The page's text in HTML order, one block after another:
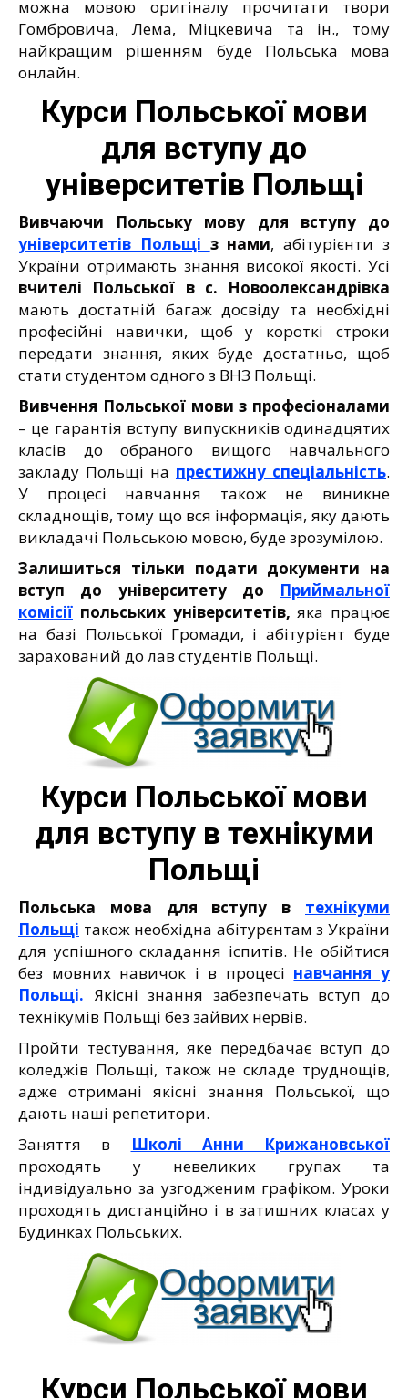
можна мовою оригіналу прочитати твори
Гомбровича, Лема, Міцкевича та ін., тому
найкращим рішенням буде Польська мова
онлайн.
Курси Польської мови
для вступу до
університетів Польщі
Вивчаючи Польську мову для вступу до
університетів Польщі з нами, абітурієнти з
України отримають знання високої якості. Усі
вчителі Польської в с. Новоолександрівка
мають достатній багаж досвіду та необхідні
професійні навички, щоб у короткі строки
передати знання, яких буде достатньо, щоб
стати студентом одного з ВНЗ Польщі.
Вивчення Польської мови з професіоналами
– це гарантія вступу випускників одинадцятих
класів до обраного вищого навчального
закладу Польщі на престижну спеціальність.
У процесі навчання також не виникне
складнощів, тому що вся інформація, яку дають
викладачі Польською мовою, буде зрозумілою.
Залишиться тільки подати документи на
вступ до університету до Приймальної
комісії польських університетів, яка працює
на базі Польської Громади, і абітурієнт буде
зарахований до лав студентів Польщі.
Курси Польської мови
для вступу в технікуми
Польщі
Польська мова для вступу в технікуми
Польщі також необхідна абітурєнтам з України
для успішного складання іспитів. Не обійтися
без мовних навичок і в процесі навчання у
Польщі. Якісні знання забезпечать вступ до
технікумів Польщі без зайвих нервів.
Пройти тестування, яке передбачає вступ до
коледжів Польщі, також не складе труднощів,
адже отримані якісні знання Польської, що
дають наші репетитори.
Заняття в
Школі Анни Крижановської
проходять у невеликих групах та
індивідуально за узгодженим графіком. Уроки
проходять дистанційно і в затишних класах у
Будинках Польських.
Курси Польської мови